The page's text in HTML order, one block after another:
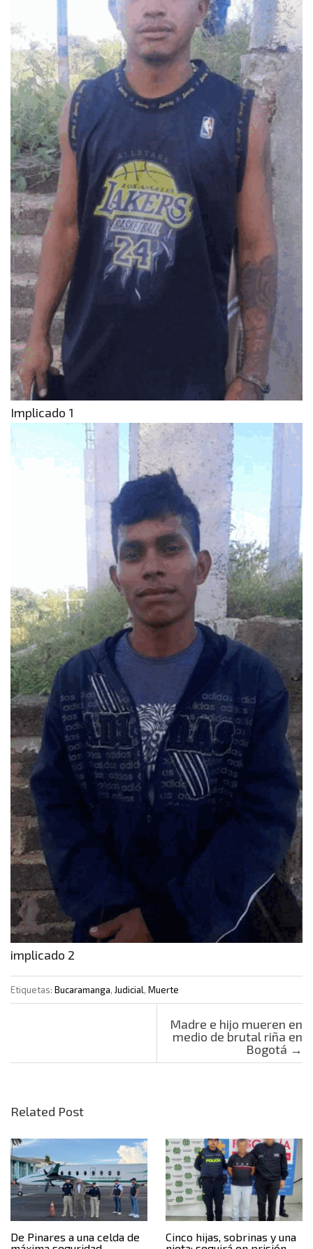
Implicado 1
implicado 2
Etiquetas: Bucaramanga, Judicial, Muerte
Madre e hijo mueren en
medio de brutal riña en
Bogotá →
Related Post
De Pinares a una celda de
Cinco hijas, sobrinas y una